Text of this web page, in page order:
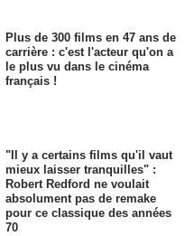
Plus de 300 films en 47 ans de
carrière : c'est l'acteur qu'on a
le plus vu dans le cinéma
français !
"Il y a certains films qu'il vaut
mieux laisser tranquilles" :
Robert Redford ne voulait
absolument pas de remake
pour ce classique des années
70